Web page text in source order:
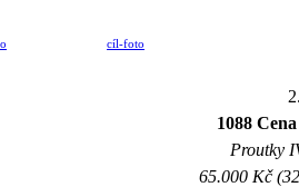
cíl-foto
1088
Proutky
65.000 Kč